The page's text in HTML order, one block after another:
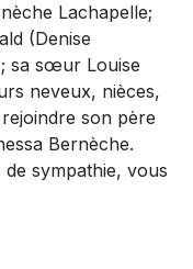
Lachapelle;
(Denise
sa sœur Louise
neveux, nièces,
son père
Bernèche.
sympathie, vous